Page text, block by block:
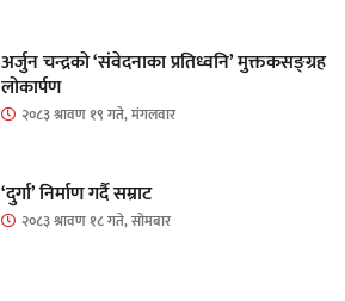
अर्जुन चन्द्रको ‘संवेदनाका प्रतिध्वनि’ मुक्तकसङ्ग्रह
लोकार्पण
२०८३ श्रावण १९ गते, मंगलवार
‘दुर्गा’ निर्माण गर्दै सम्राट
२०८३ श्रावण १८ गते, सोमबार